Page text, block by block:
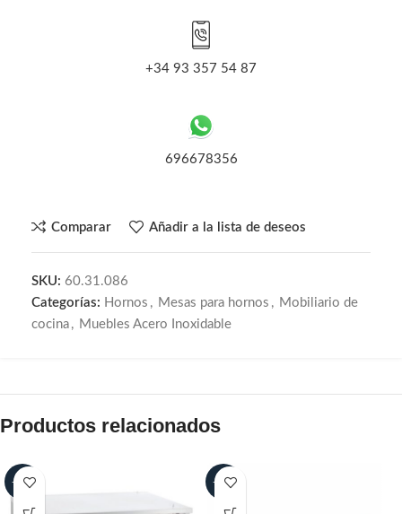
+34 93 357 54 87
696678356
Comparar Añadir a la lista de deseos
SKU: 60.31.086
Categorías: Hornos , Mesas para hornos , Mobiliario de
cocina , Muebles Acero Inoxidable
Productos relacionados
-20% -30%